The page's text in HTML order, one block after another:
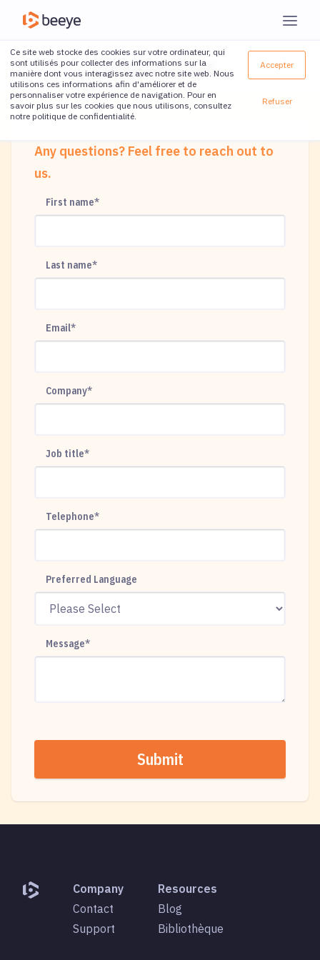
Ce site web stocke des cookies sur votre ordinateur, qui
sont utilisés pour collecter des informations sur la
manière dont vous interagissez avec notre site web. Nous
utilisons ces informations afin d'améliorer et de
personnaliser votre expérience de navigation. Pour en
savoir plus sur les cookies que nous utilisons, consultez
notre politique de confidentialité.
Accepter
Refuser
Contact us
Any questions? Feel free to reach out to
us.
First name*
Last name*
Email*
Company*
Job title*
Telephone*
Preferred Language
Message*
Company
Contact
Support
Resources
Blog
Bibliothèque